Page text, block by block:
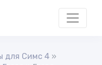
для Симс 4 »